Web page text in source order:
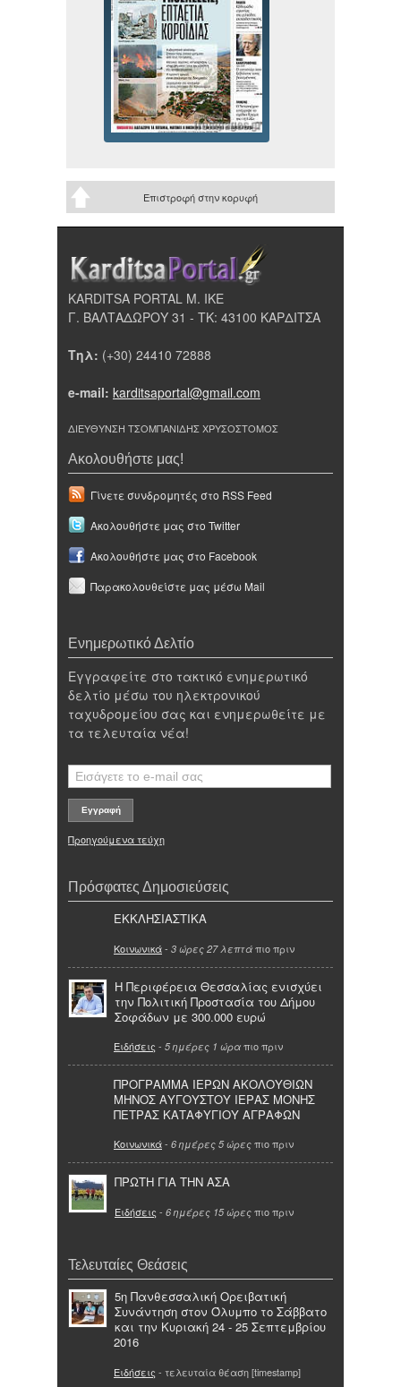
Επιστροφή στην κορυφή
KARDITSA PORTAL Μ. ΙΚΕ
Γ. ΒΑΛΤΑΔΩΡΟΥ 31 - ΤΚ: 43100 ΚΑΡΔΙΤΣΑ
Τηλ: (+30) 24410 72888
e-mail: karditsaportal@gmail.com
ΔΙΕΥΘΥΝΣΗ ΤΣΟΜΠΑΝΙΔΗΣ ΧΡΥΣΟΣΤΟΜΟΣ
Ακολουθήστε μας!
Γίνετε συνδρομητές στο RSS Feed
Ακολουθήστε μας στο Twitter
Ακολουθήστε μας στο Facebook
Παρακολουθείστε μας μέσω Mail
Ενημερωτικό Δελτίο
Εγγραφείτε στο τακτικό ενημερωτικό
δελτίο μέσω του ηλεκτρονικού
ταχυδρομείου σας και ενημερωθείτε με
τα τελευταία νέα!
Προηγούμενα τεύχη
Πρόσφατες Δημοσιεύσεις
ΕΚΚΛΗΣΙΑΣΤΙΚΑ
Κοινωνικά- 3 ώρες 27 λεπτά πιο πριν
Η Περιφέρεια Θεσσαλίας ενισχύει
την Πολιτική Προστασία του Δήμου
Σοφάδων με 300.000 ευρώ
Ειδήσεις - 5 ημέρες 1 ώρα πιο πριν
ΠΡΟΓΡΑΜΜΑ ΙΕΡΩΝ ΑΚΟΛΟΥΘΙΩΝ
ΜΗΝΟΣ ΑΥΓΟΥΣΤΟΥ ΙΕΡΑΣ ΜΟΝΗΣ
ΠΕΤΡΑΣ ΚΑΤΑΦΥΓΙΟΥ ΑΓΡΑΦΩΝ
Κοινωνικά- 6 ημέρες 5 ώρες πιο πριν
ΠΡΩΤΗ ΓΙΑ ΤΗΝ ΑΣΑ
Ειδήσεις - 6 ημέρες 15 ώρες πιο πριν
Τελευταίες Θεάσεις
5η Πανθεσσαλική Ορειβατική
Συνάντηση στον Όλυμπο το Σάββατο
και την Κυριακή 24 - 25 Σεπτεμβρίου
2016
Ειδήσεις - τελευταία θέαση [timestamp]